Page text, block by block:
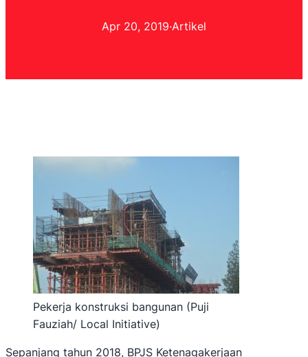
Apr 20, 2019·Artikel
Pekerja konstruksi bangunan (Puji
Fauziah/ Local Initiative)
Sepanjang tahun 2018, BPJS Ketenagakerjaan